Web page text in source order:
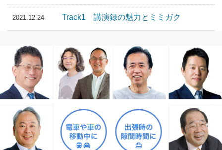
2021.12.24 Track1 講演録の魅力とミミガク